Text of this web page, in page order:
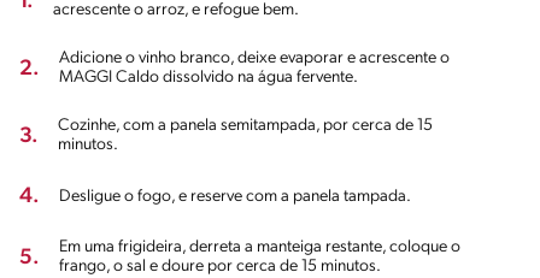
acrescente o arroz, e refogue bem.
2.
Adicione o vinho branco, deixe evaporar e acrescente o
MAGGI Caldo dissolvido na água fervente.
3.
Cozinhe, com a panela semitampada, por cerca de 15
minutos.
4. Desligue o fogo, e reserve com a panela tampada.
5.
Em uma frigideira, derreta a manteiga restante, coloque o
frango, o sal e doure por cerca de 15 minutos.